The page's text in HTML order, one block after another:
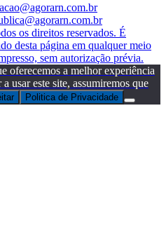
os direitos reservados. É
desta página em qualquer meio
sem autorização prévia.
oferecemos a melhor experiência
usar este site, assumiremos que
Politica de Privacidade